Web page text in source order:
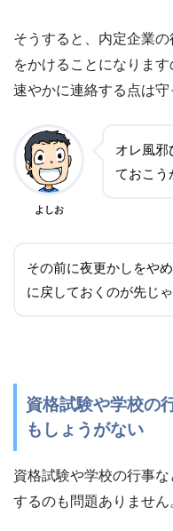
そうすると、内定企業
をかけることになりま
速やかに連絡する点は守
よしお
オレ風邪
ておこう
その前に夜更かしをや
に戻しておくのが先じゃ
資格試験や学校の
もしょうがない
資格試験や学校の行事
するのも問題ありません